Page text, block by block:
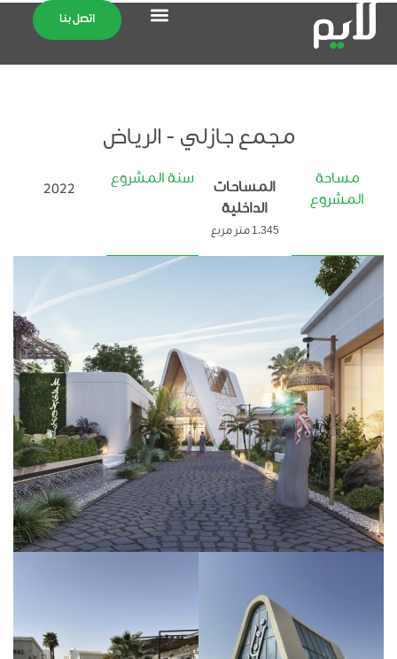
اتصل بنا
مجمع جازلي - الرياض
مساحة
المشروع
المساحات
الداخلية
1.345 متر مربع
سنة المشروع 2022